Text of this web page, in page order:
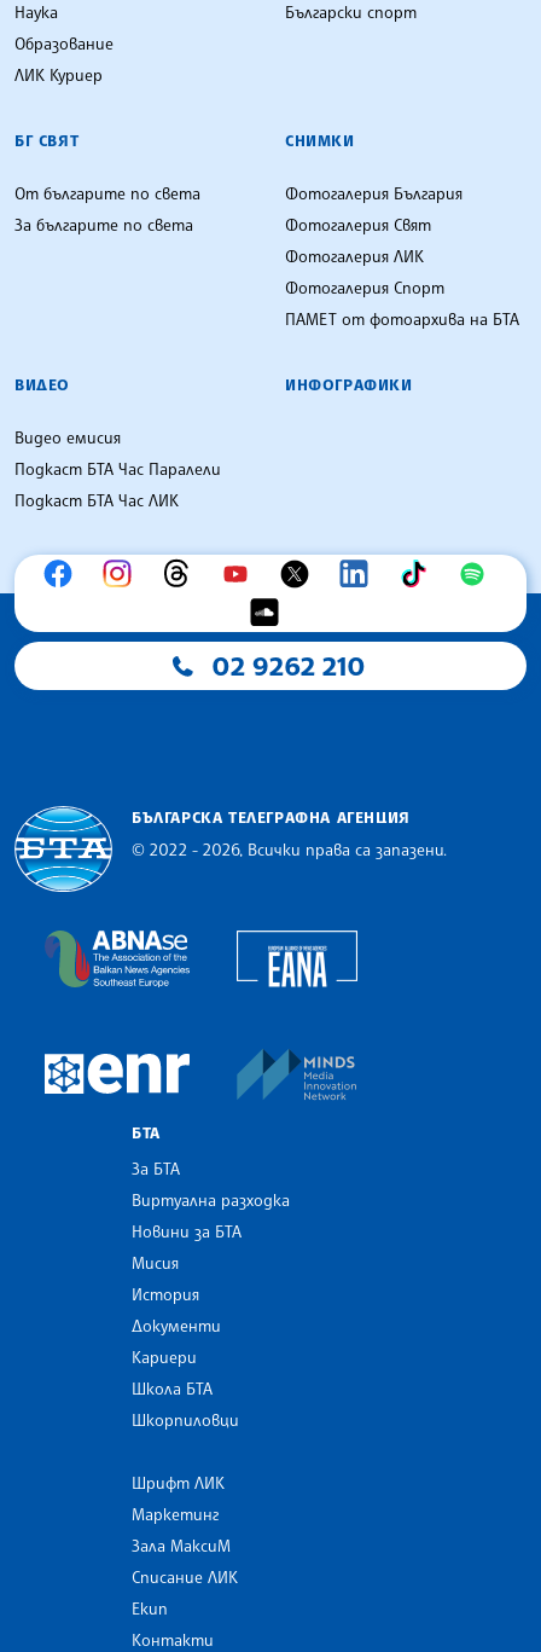
Наука
Образование
ЛИК Куриер
Български спорт
БГ СВЯТ
От българите по света
За българите по света
СНИМКИ
Фотогалерия България
Фотогалерия Свят
Фотогалерия ЛИК
Фотогалерия Спорт
ПАМЕТ от фотоархива на БТА
ВИДЕО
Видео емисия
Подкаст БТА Час Паралели
Подкаст БТА Час ЛИК
ИНФОГРАФИКИ
02 9262 210
БЪЛГАРСКА ТЕЛЕГРАФНА АГЕНЦИЯ
© 2022 - 2026, Всички права са запазени.
The Assocoation of the Balkan News Agencies
European Newsroom
БТА
За БТА
Виртуална разходка
Новини за БТА
Мисия
История
Документи
Кариери
Школа БТА
Шкорпиловци
Шрифт ЛИК
Маркетинг
Зала МаксиМ
Списание ЛИК
Екип
Контакти